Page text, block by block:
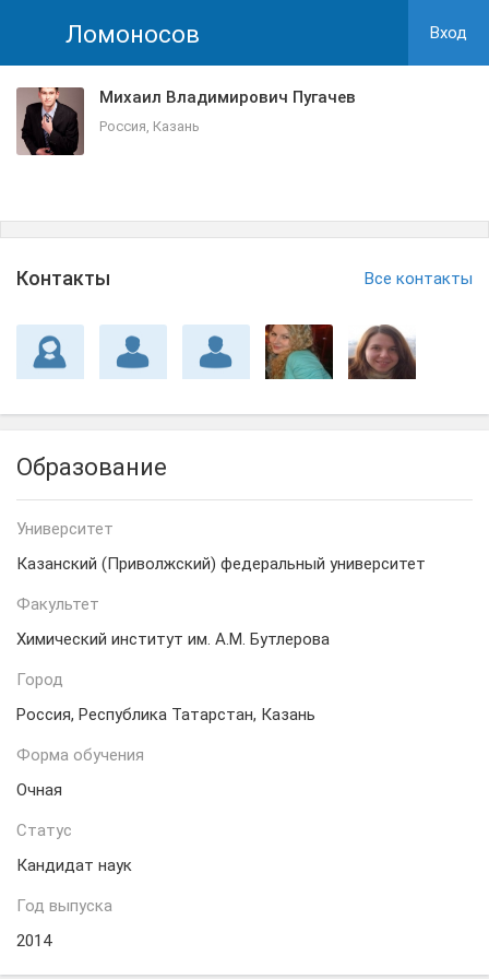
Ломоносов Вход
Михаил Владимирович Пугачев
Россия, Казань
Контакты Все контакты
Образование
Университет
Казанский (Приволжский) федеральный университет
Факультет
Химический институт им. А.М. Бутлерова
Город
Россия, Республика Татарстан, Казань
Форма обучения
Очная
Статус
Кандидат наук
Год выпуска
2014